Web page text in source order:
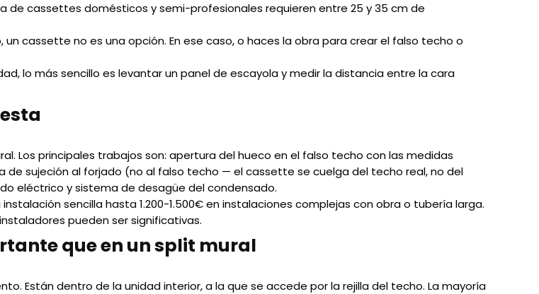
de cassettes domésticos y semi-profesionales requieren entre 25 y 35 cm de
cassette no es una opción. En ese caso, o haces la obra para crear el falso techo o
lo más sencillo es levantar un panel de escayola y medir la distancia entre la cara
Los principales trabajos son: apertura del hueco en el falso techo con las medidas
sujeción al forjado (no al falso techo — el cassette se cuelga del techo real, no del
eléctrico y sistema de desagüe del condensado.
sencilla hasta 1.200-1.500€ en instalaciones complejas con obra o tubería larga.
pueden ser significativas.
que en un split mural
Están dentro de la unidad interior, a la que se accede por la rejilla del techo. La mayoría